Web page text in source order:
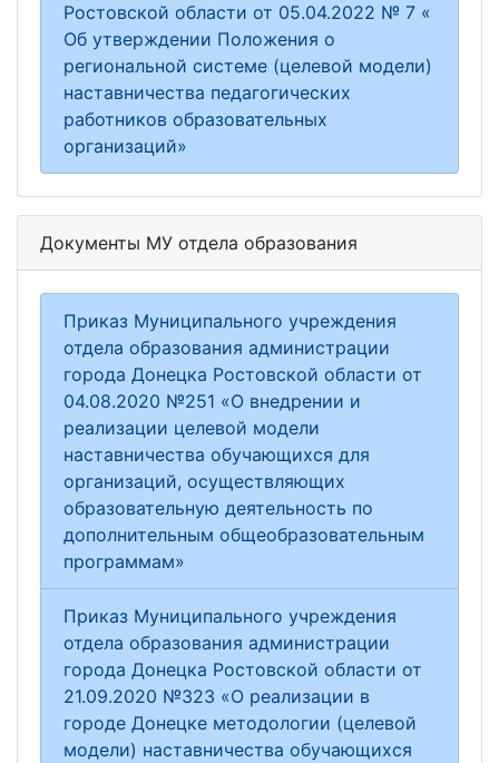
Ростовской области от 05.04.2022 № 7 «
Об утверждении Положения о
региональной системе (целевой модели)
наставничества педагогических
работников образовательных
организаций»
Документы МУ отдела образования
Приказ Муниципального учреждения
отдела образования администрации
города Донецка Ростовской области от
04.08.2020 №251 «О внедрении и
реализации целевой модели
наставничества обучающихся для
организаций, осуществляющих
образовательную деятельность по
дополнительным общеобразовательным
программам»
Приказ Муниципального учреждения
отдела образования администрации
города Донецка Ростовской области от
21.09.2020 №323 «О реализации в
городе Донецке методологии (целевой
модели) наставничества обучающихся